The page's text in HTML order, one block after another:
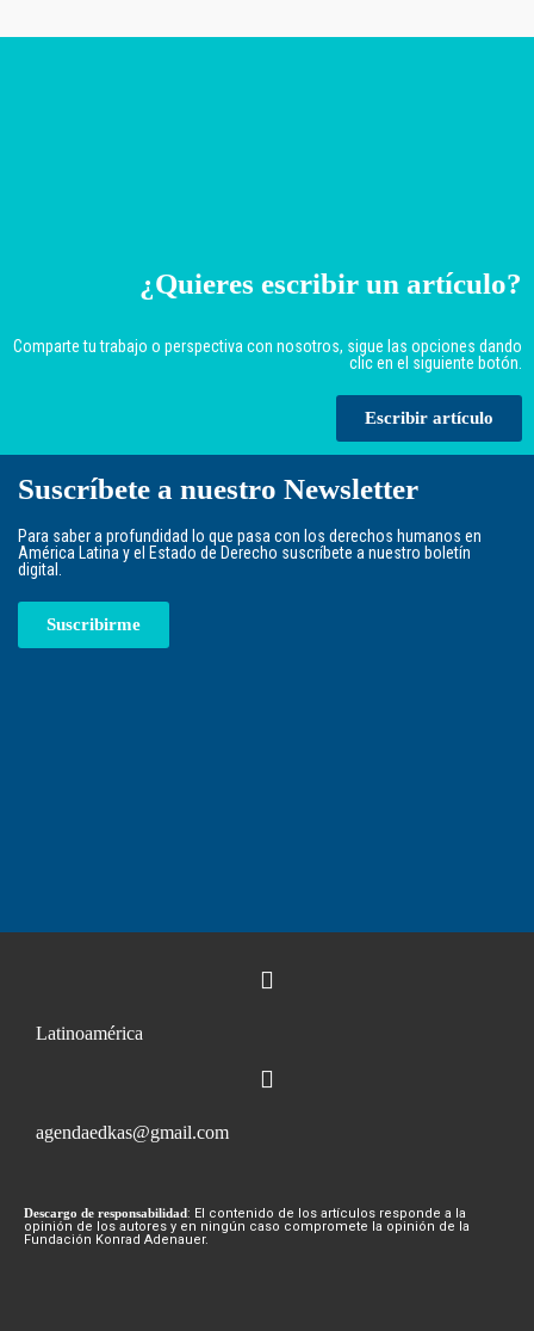
¿Quieres escribir un artículo?
Comparte tu trabajo o perspectiva con nosotros, sigue las opciones dando
clic en el siguiente botón.
Escribir artículo
Suscríbete a nuestro Newsletter
Para saber a profundidad lo que pasa con los derechos humanos en
América Latina y el Estado de Derecho suscríbete a nuestro boletín
digital.
Suscribirme
Latinoamérica
agendaedkas@gmail.com
Descargo de responsabilidad: El contenido de los artículos responde a la
opinión de los autores y en ningún caso compromete la opinión de la
Fundación Konrad Adenauer.